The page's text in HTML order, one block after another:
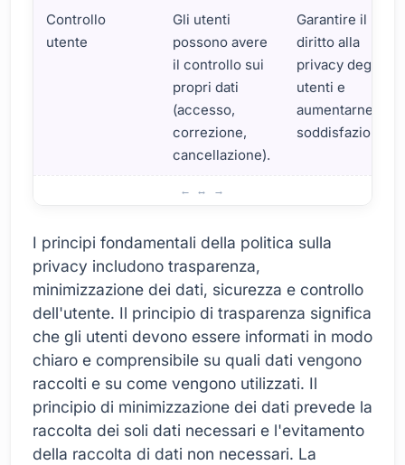
Controllo
utente
Gli utenti
possono avere
il controllo sui
propri dati
(accesso,
correzione,
cancellazione).
Garantire il
diritto alla
privacy degli
utenti e
aumentarne la
soddisfazione.
I principi fondamentali della politica sulla
privacy includono trasparenza,
minimizzazione dei dati, sicurezza e controllo
dell'utente. Il principio di trasparenza significa
che gli utenti devono essere informati in modo
chiaro e comprensibile su quali dati vengono
raccolti e su come vengono utilizzati. Il
principio di minimizzazione dei dati prevede la
raccolta dei soli dati necessari e l'evitamento
della raccolta di dati non necessari. La